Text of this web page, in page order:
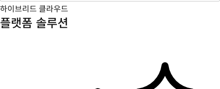
하이브리드 클라우드
플랫폼 솔루션